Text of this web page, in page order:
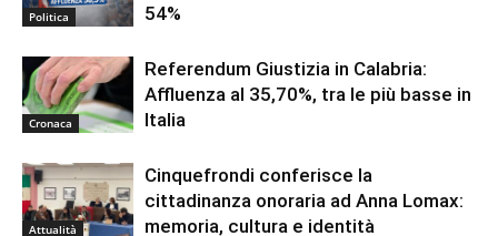
Politica
54%
Cronaca
Referendum Giustizia in Calabria:
Affluenza al 35,70%, tra le più basse in
Italia
Attualità
Cinquefrondi conferisce la
cittadinanza onoraria ad Anna Lomax:
memoria, cultura e identità